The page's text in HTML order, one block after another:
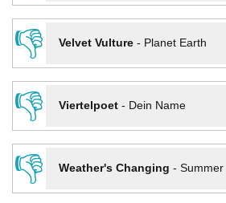
👎
Velvet Vulture- Planet Earth
👎
Viertelpoet- Dein Name
👎
Weather's Changing - Summer